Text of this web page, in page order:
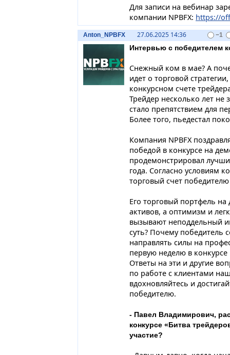
Для записи на вебинар
компании NPBFX: https://
Anton_NPBFX 27.06.2025 14:36 −1
Интервью с победителем
Снежный ком в мае? А
идет о торговой
конкурсном счете
Трейдер несколько лет не
стало препятствием для
Более того, пьедестал
Компания NPBFX
победой в конкурсе на
продемонстрировал
года. Согласно условиям
торговый счет победителю
Его торговый портфель
активов, а оптимизм и
вызывают неподдельный
суть? Почему победитель
направлять силы на
первую неделю в конкурсе
Ответы на эти и другие
по работе с клиентами
вдохновляйтесь и
победителю.
- Павел Владимирович,
конкурсе «Битва
участие?